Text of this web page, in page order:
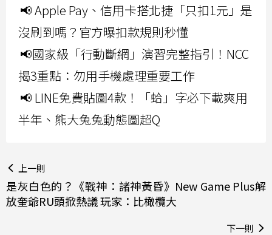
📢 Apple Pay、信用卡搭北捷「只扣1元」是
沒刷到嗎？官方曝扣款規則秒懂
📢國家級「行動斷網」演習完整指引！NCC
揭3重點：勿用手機處理重要工作
📢 LINE免費貼圖4款！「蛤」字必下載爽用
半年、熊大兔兔動態圖超Q
上一則
是灰白色的？《戰神：諸神黃昏》New Game Plus解
放奎爺RU頭掀熱議 玩家：比橄欖大
下一則